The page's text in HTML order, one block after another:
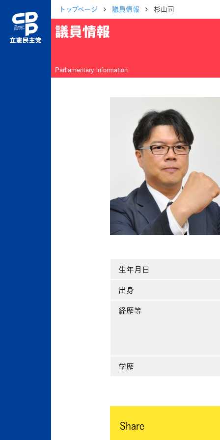
トップページ 議員情報 杉山司
議員情報
Parliamentary information
生年月日
出身
経歴等
学歴
Share